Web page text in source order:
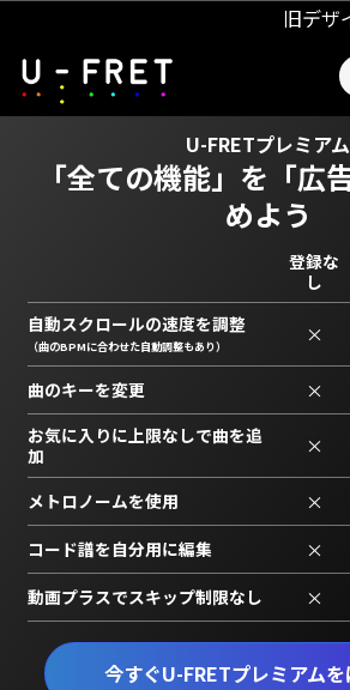
旧デザ
U-FRETプレミアム
「全ての機能」を 「広
めよう
今すぐU-FRETプレミアム
登録な
し
自動スクロールの速度を調整
（曲のBPMに合わせた自動調整もあり） ×
曲のキーを変更 ×
お気に入りに上限なしで曲を追
加
×
メトロノームを使用 ×
コード譜を自分用に編集 ×
動画プラスでスキップ制限なし ×